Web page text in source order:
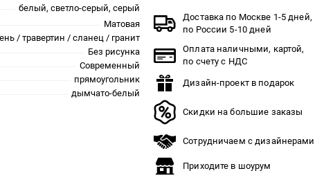
белый, светло-серый, серый
Матовая
/ травертин / сланец / гранит
Без рисунка
Современный
прямоугольник
дымчато-белый
Доставка по Москве 1-5 дней,
по России 5-10 дней
Оплата наличными, картой,
по счету с НДС
Дизайн-проект в подарок
Скидки на большие заказы
Сотрудничаем с дизайнерами
Приходите в шоурум